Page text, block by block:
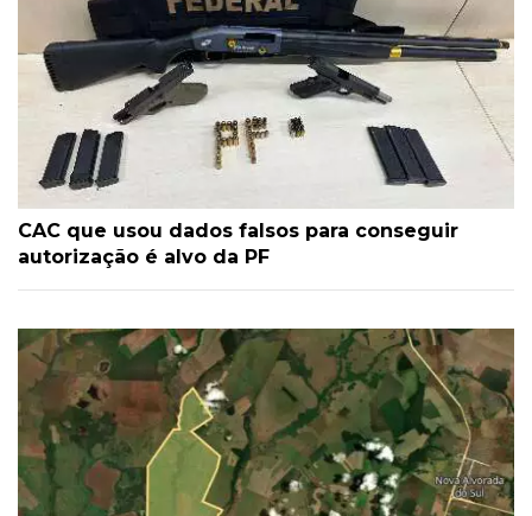
CAC que usou dados falsos para conseguir
autorização é alvo da PF